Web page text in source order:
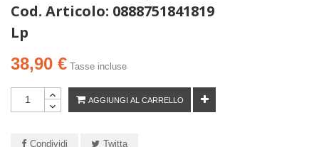
Cod. Articolo: 0888751841819
Lp
38,90 € Tasse incluse
AGGIUNGI AL CARRELLO
Condividi Twitta